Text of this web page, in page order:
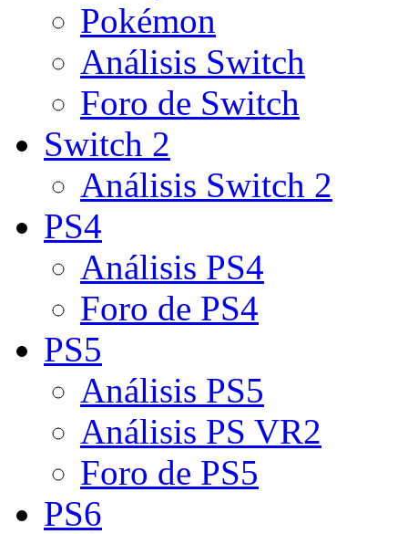
Pokémon
Análisis Switch
Foro de Switch
Switch 2
Análisis Switch 2
PS4
Análisis PS4
Foro de PS4
PS5
Análisis PS5
Análisis PS VR2
Foro de PS5
PS6